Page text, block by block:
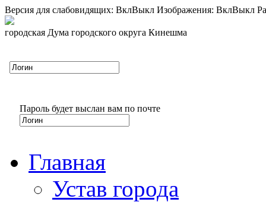
Версия для слабовидящих: ВклВыкл Изображения: ВклВыкл
городская Дума городского округа Кинешма
Пароль будет выслан вам по почте
Главная
Устав города